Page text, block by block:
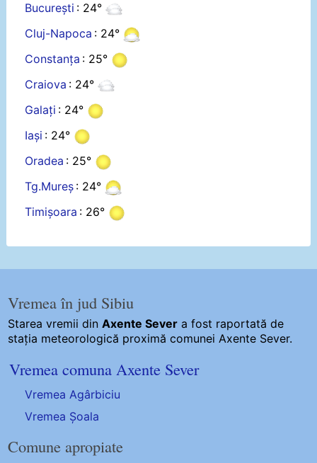
București : 24°
Cluj-Napoca : 24°
Constanța : 25°
Craiova : 24°
Galați : 24°
Iași : 24°
Oradea : 25°
Tg.Mureș : 24°
Timișoara : 26°
Vremea în jud Sibiu
Starea vremii dinAxente Sever a fost raportată de
stația meteorologică proximă comunei Axente Sever.
Vremea comuna Axente Sever
Vremea Agârbiciu
Vremea Șoala
Comune apropiate